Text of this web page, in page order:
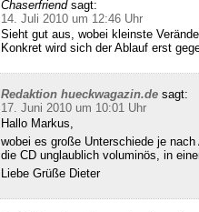
Chaserfriend sagt:
14. Juli 2010 um 12:46 Uhr
Sieht gut aus, wobei kleinste
Konkret wird sich der Ablauf erst
Redaktion hueckwagazin.de sagt:
17. Juni 2010 um 10:01 Uhr
Hallo Markus,
wobei es große Unterschiede je
die CD unglaublich voluminös, in
Liebe Grüße Dieter